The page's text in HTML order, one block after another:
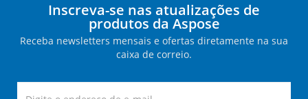
Inscreva-se nas atualizações de
produtos da Aspose
Receba newsletters mensais e ofertas diretamente na sua
caixa de correio.